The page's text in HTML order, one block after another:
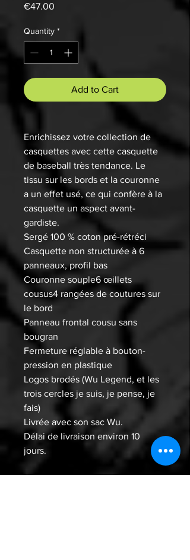
€47.00
Quantity *
Add to Cart
Enrichissez votre collection de
casquettes avec cette casquette
de baseball très tendance. Le
tissu sur les bords et la couronne
a un effet usé, ce qui confère à la
casquette un aspect avant-
gardiste.
Sergé 100 % coton pré-rétréci
Casquette non structurée à 6
panneaux, profil bas
Couronne souple6 œillets
cousus4 rangées de coutures sur
le bord
Panneau frontal cousu sans
bougran
Fermeture réglable à bouton-
pression en plastique
Logos brodés (Wu Legend, et les
trois cercles je suis, je pense, je
fais)
Livrée avec son sac Wu.
Délai de livraison environ 10
jours.